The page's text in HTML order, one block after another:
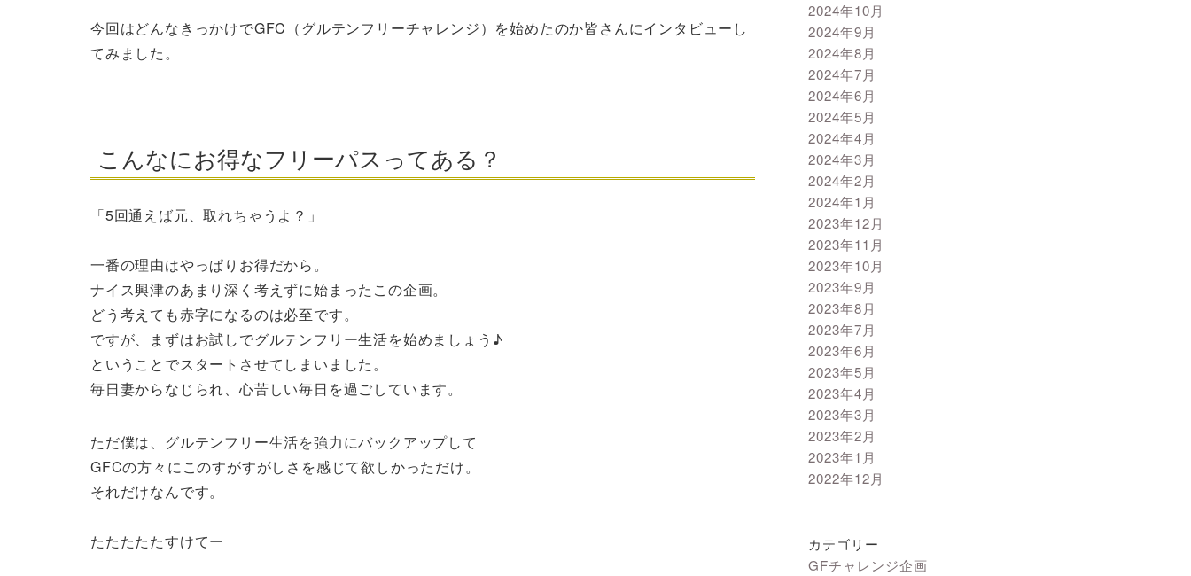
今回はどんなきっかけでGFC（グルテンフリーチャレンジ）を始めたのか皆さんにインタビューし
てみました。
こんなにお得なフリーパスってある？
「5回通えば元、取れちゃうよ？」
一番の理由はやっぱりお得だから。
ナイス興津のあまり深く考えずに始まったこの企画。
どう考えても赤字になるのは必至です。
ですが、まずはお試しでグルテンフリー生活を始めましょう♪
ということでスタートさせてしまいました。
毎日妻からなじられ、心苦しい毎日を過ごしています。
ただ僕は、グルテンフリー生活を強力にバックアップして
GFCの方々にこのすがすがしさを感じて欲しかっただけ。
それだけなんです。
たたたたたすけてー
2024年10月
2024年9月
2024年8月
2024年7月
2024年6月
2024年5月
2024年4月
2024年3月
2024年2月
2024年1月
2023年12月
2023年11月
2023年10月
2023年9月
2023年8月
2023年7月
2023年6月
2023年5月
2023年4月
2023年3月
2023年2月
2023年1月
2022年12月
カテゴリー
GFチャレンジ企画